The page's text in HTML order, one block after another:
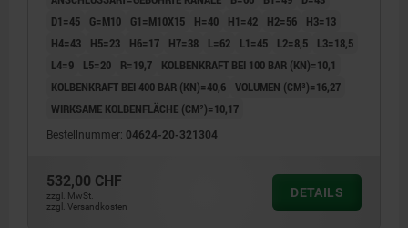
D1=45
G=M10 G1=M10X15 H=40 H1=42 H2=56
H3=13
H4=43
H5=23 H6=17 H7=38 L=62 L1=45 L2=8,5
L3=18,5
L4=9
L5=20 R=19,7
KOLBENKRAFT BEI 100 BAR (KN)=10,1
KOLBENKRAFT BEI 400 BAR (KN)=40,6 VOLUMEN (CM³)=16,27
WIRKSAME KOLBENFLÄCHE (CM²)=10,17
Bestellnummer: 04624-20-321304
532,00 CHF
zzgl. MwSt.
zzgl. Versandkosten
DETAILS